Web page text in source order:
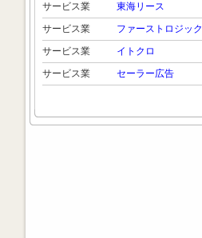
サービス業
東海リース
サービス業
ファーストロジック
サービス業
イトクロ
サービス業
セーラー広告